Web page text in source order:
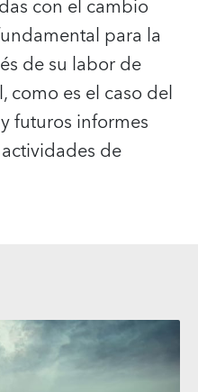
con el cambio
para la
de su labor de
como es el caso del
futuros informes
de